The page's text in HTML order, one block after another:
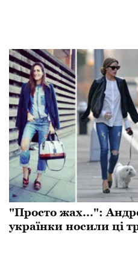
"Просто жах...":
українки носили ці